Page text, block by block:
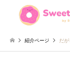
紹介ページ だが